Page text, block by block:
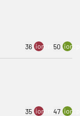
36 ion:minus
50
35 ion:minus
47